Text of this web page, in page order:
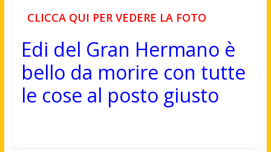
CLICCA QUI PER VEDERE LA FOTO
Edi del Gran Hermano è
bello da morire con tutte
le cose al posto giusto